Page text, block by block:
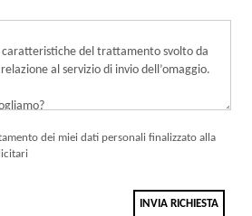
dei miei dati personali finalizzato alla
INVIA RICHIESTA